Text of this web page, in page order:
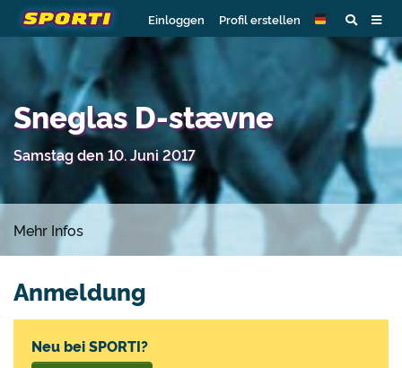
Einloggen Profil erstellen
Sneglas D-stævne
Samstag den 10. Juni 2017
Mehr Infos
Anmeldung
Neu bei SPORTI?